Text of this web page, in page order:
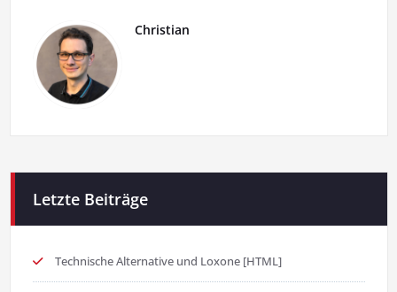
Christian
Letzte Beiträge
Technische Alternative und Loxone [HTML]